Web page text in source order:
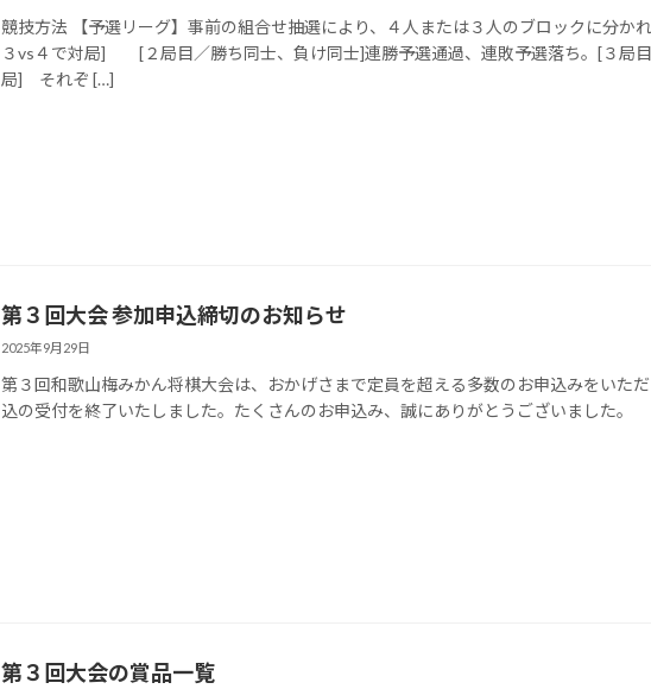
競技方法 【予選リーグ】事前の組合せ抽選により、４人または３人のブロックに分か
３vs４で対局] [２局目／勝ち同士、負け同士]連勝予選通過、連敗予選落ち。[３局
局] それぞ […]
第３回大会 参加申込締切のお知らせ
2025年9月29日
第３回和歌山梅みかん将棋大会は、おかげさまで定員を超える多数のお申込みをいた
込の受付を終了いたしました。たくさんのお申込み、誠にありがとうございました。
第３回大会の賞品一覧